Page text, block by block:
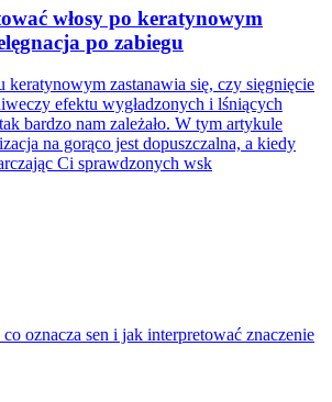
włosy po keratynowym
po zabiegu
keratynowym zastanawia się, czy sięgnięcie
efektu wygładzonych i lśniących
bardzo nam zależało. W tym artykule
na gorąco jest dopuszczalna, a kiedy
Ci sprawdzonych wsk
oznacza sen i jak interpretować znaczenie